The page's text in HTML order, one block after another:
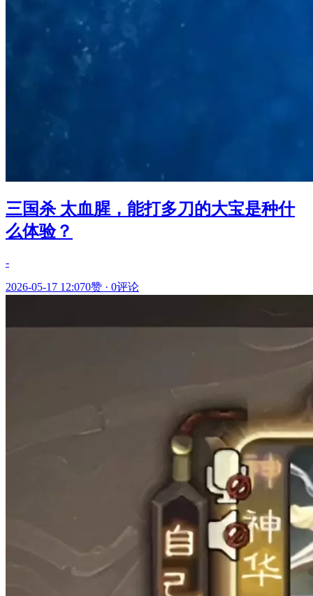
三国杀 太血腥，能打多刀的大宝是种什
么体验？
-
2026-05-17 12:070赞 · 0评论